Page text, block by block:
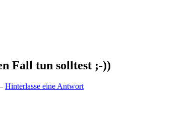
Fall tun solltest ;-))
Hinterlasse eine Antwort